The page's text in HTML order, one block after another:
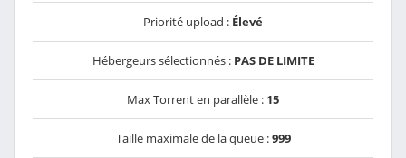
Priorité upload : Élevé
Hébergeurs sélectionnés : PAS DE LIMITE
Max Torrent en parallèle : 15
Taille maximale de la queue :999